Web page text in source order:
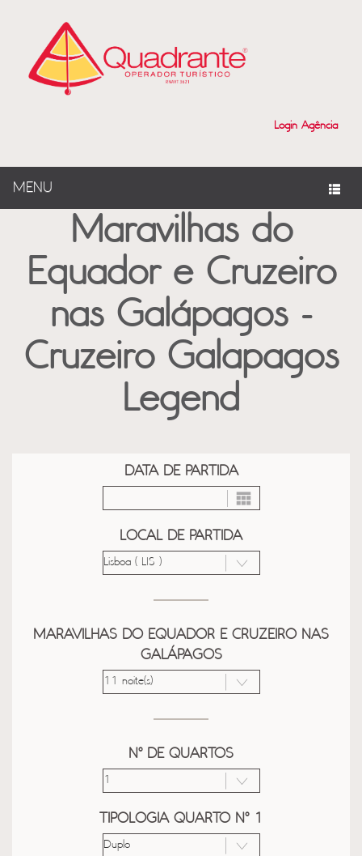
Login Agência
MENU
Maravilhas do
Equador e Cruzeiro
nas Galápagos -
Cruzeiro Galapagos
Legend
DATA DE PARTIDA
LOCAL DE PARTIDA
MARAVILHAS DO EQUADOR E CRUZEIRO NAS
GALÁPAGOS
Nº DE QUARTOS
TIPOLOGIA QUARTO Nº 1